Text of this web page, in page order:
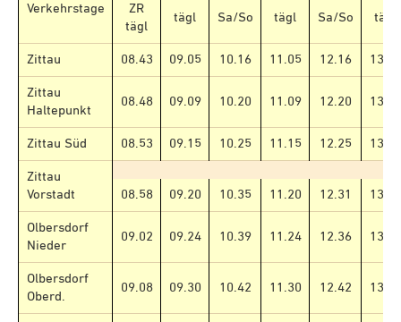
Verkehrstage
ZR
tägl
tägl Sa/So tägl Sa/So tägl
Zittau 08.43 09.05 10.16 11.05 12.16 13.05
Zittau
Haltepunkt
08.48 09.09 10.20 11.09 12.20 13.09
Zittau Süd 08.53 09.15 10.25 11.15 12.25 13.15
Zittau
Vorstadt
08.58 09.20 10.35 11.20 12.31 13.20
Olbersdorf
Nieder
09.02 09.24 10.39 11.24 12.36 13.24
Olbersdorf
Oberd.
09.08 09.30 10.42 11.30 12.42 13.30